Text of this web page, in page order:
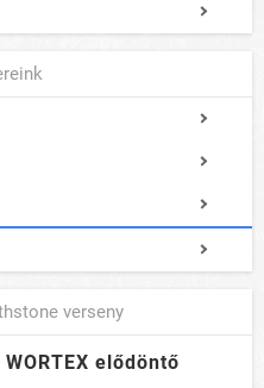
verseny
elődöntő